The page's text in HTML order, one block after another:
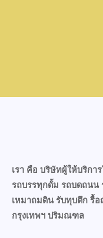
เรา คือ บริษัทผู้ให้บริกา
รถบรรทุกดั้ม รถบดถนน
เหมาถมดิน รับทุบตึก รื้อ
กรุงเทพฯ ปริมณฑล